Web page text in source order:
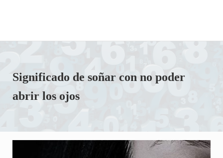
Significado de soñar con no poder
abrir los ojos